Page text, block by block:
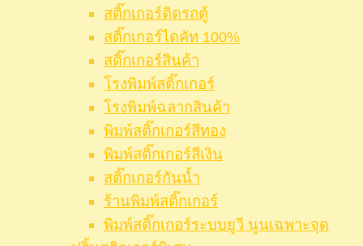
สติ๊กเกอร์ติดรถตู้
สติ๊กเกอร์ไดคัท 100%
สติ๊กเกอร์สินค้า
โรงพิมพ์สติ๊กเกอร์
โรงพิมพ์ฉลากสินค้า
พิมพ์สติ๊กเกอร์สีทอง
พิมพ์สติ๊กเกอร์สีเงิน
สติ๊กเกอร์กันน้ำ
ร้านพิมพ์สติ๊กเกอร์
พิมพ์สติ๊กเกอร์ระบบยูวี นูนเฉพาะจุด